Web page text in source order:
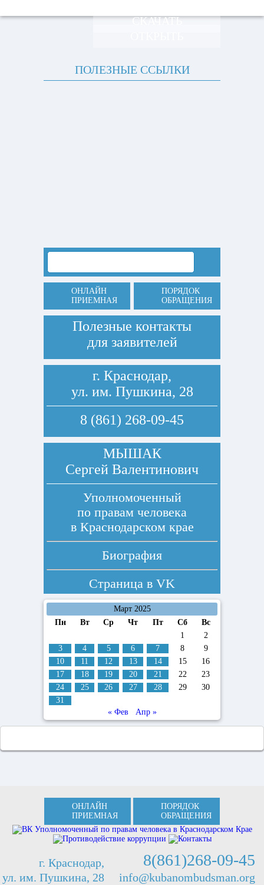
СКАЧАТЬ
ПОЛЕЗНЫЕ ССЫЛКИ
ОНЛАЙН
ПРИЕМНАЯ
ПОРЯДОК
ОБРАЩЕНИЯ
Полезные контакты
для заявителей
г. Краснодар,
ул. им. Пушкина, 28
8 (861) 268-09-45
МЫШАК
Сергей Валентинович
Уполномоченный
по правам человека
в Краснодарском крае
Биография
Страница в VK
Март 2025
Пн
Вт Ср Чт Пт Сб
Вс
1
2
3
4 5 6 7 8
9
10
11 12 13 14 15
16
17
18 19 20 21 22
23
24
25 26 27 28 29
30
31
« Фев
Апр »
ОНЛАЙН
ПРИЕМНАЯ
ПОРЯДОК
ОБРАЩЕНИЯ
г. Краснодар,
ул. им. Пушкина, 28
8(861)268-09-45
info@kubanombudsman.org